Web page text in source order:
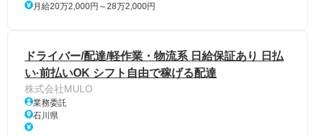
月給20万2,000円～28万2,000円
ドライバー/配達/軽作業・物流系 日給保証あり 日払
い·前払いOK シフト自由で稼げる配達
株式会社MULO
業務委託
石川県